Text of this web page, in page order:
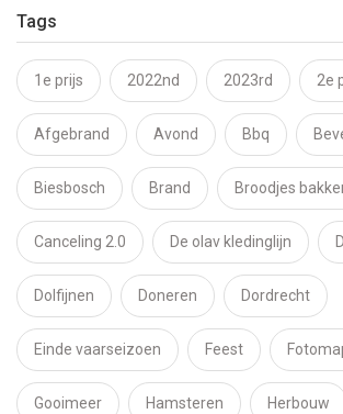
Tags
1e prijs 2022nd 2023rd 2e
Afgebrand Avond Bbq
Biesbosch Brand Broodjes
Canceling 2.0 De olav kledinglijn
Dolfijnen Doneren Dordrecht
Einde vaarseizoen Feest
Gooimeer Hamsteren Herbouw